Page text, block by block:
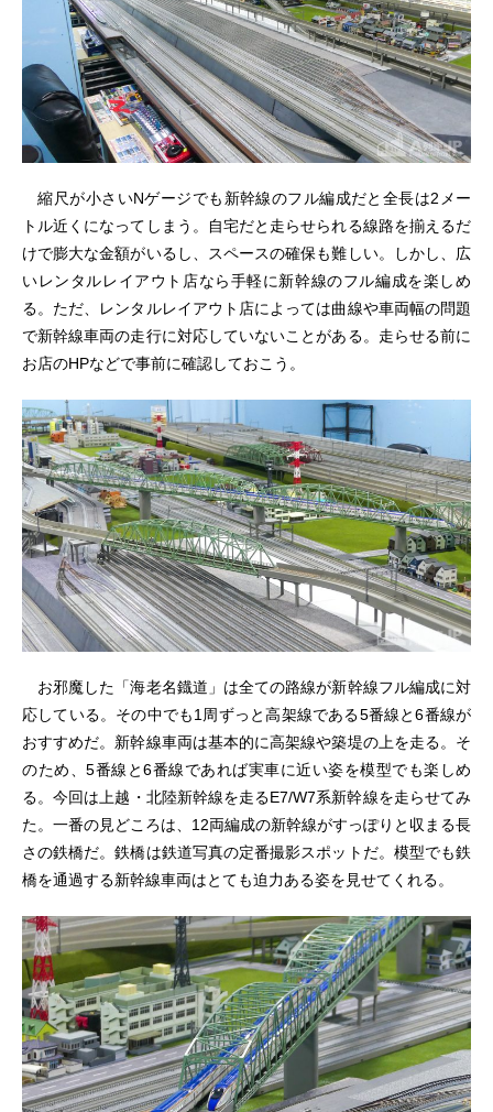
縮尺が小さいNゲージでも新幹線のフル編成だと全長は2メー
トル近くになってしまう。自宅だと走らせられる線路を揃えるだ
けで膨大な金額がいるし、スペースの確保も難しい。しかし、広
いレンタルレイアウト店なら手軽に新幹線のフル編成を楽しめ
る。ただ、レンタルレイアウト店によっては曲線や車両幅の問題
で新幹線車両の走行に対応していないことがある。走らせる前に
お店のHPなどで事前に確認しておこう。
お邪魔した「海老名鐡道」は全ての路線が新幹線フル編成に対
応している。その中でも1周ずっと高架線である5番線と6番線が
おすすめだ。新幹線車両は基本的に高架線や築堤の上を走る。そ
のため、5番線と6番線であれば実車に近い姿を模型でも楽しめ
る。今回は上越・北陸新幹線を走るE7/W7系新幹線を走らせてみ
た。一番の見どころは、12両編成の新幹線がすっぽりと収まる長
さの鉄橋だ。鉄橋は鉄道写真の定番撮影スポットだ。模型でも鉄
橋を通過する新幹線車両はとても迫力ある姿を見せてくれる。